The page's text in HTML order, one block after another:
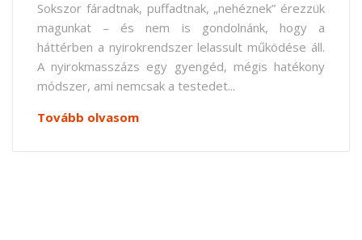
Sokszor fáradtnak, puffadtnak, „nehéznek” érezzük
magunkat – és nem is gondolnánk, hogy a
háttérben a nyirokrendszer lelassult működése áll.
A nyirokmasszázs egy gyengéd, mégis hatékony
módszer, ami nemcsak a testedet...
Tovább olvasom